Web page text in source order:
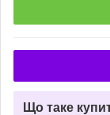
Що таке